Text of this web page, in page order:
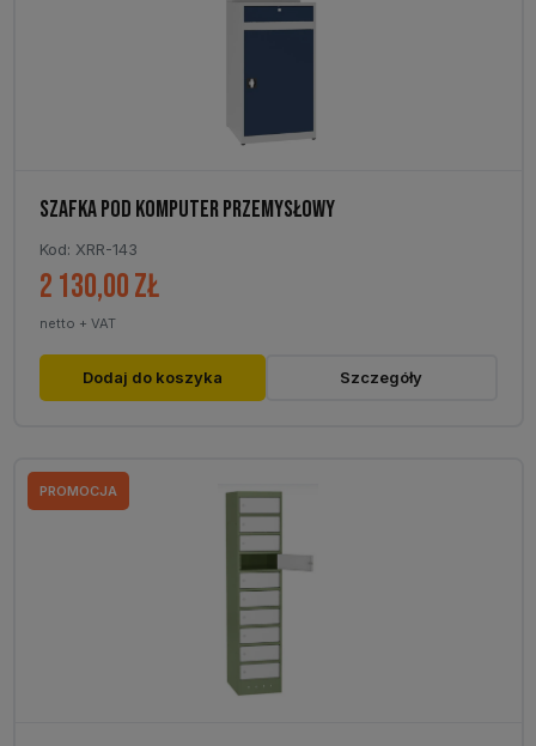
SZAFKA POD KOMPUTER PRZEMYSŁOWY
Kod: XRR-143
2 130,00zł
netto + VAT
Dodaj do koszyka Szczegóły
PROMOCJA